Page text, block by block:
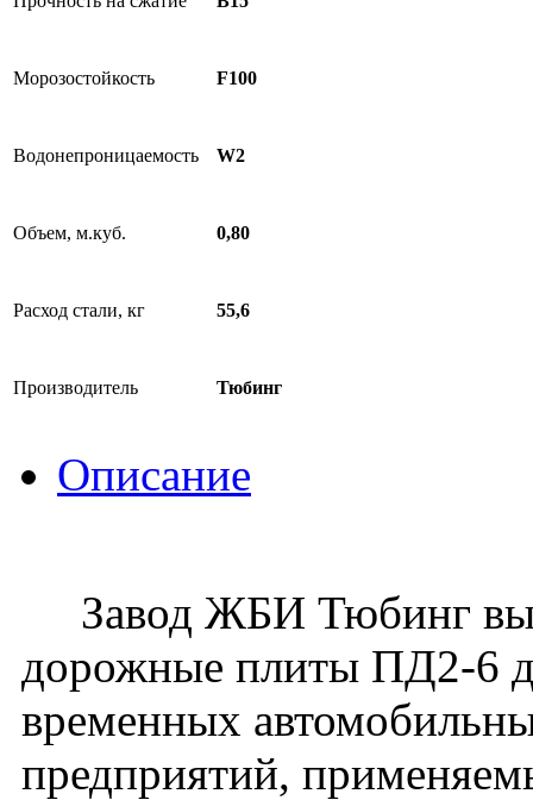
Морозостойкость F100
Водонепроницаемость W2
Объем, м.куб. 0,80
Расход стали, кг 55,6
Производитель Тюбинг
Описание
Завод ЖБИ Тюбинг
дорожные плиты ПД2-6
временных
предприятий,